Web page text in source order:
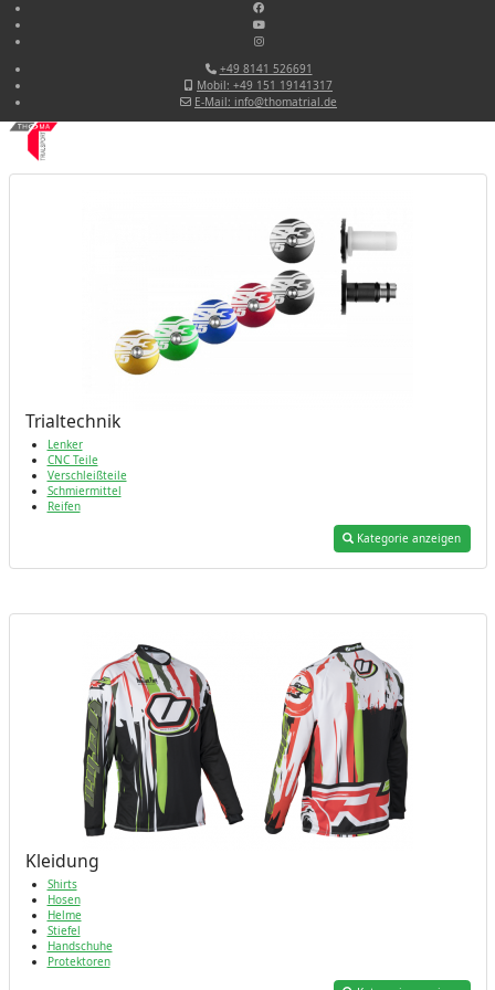
+49 8141 526691
Mobil: +49 151 19141317
E-Mail: info@thomatrial.de
Trialtechnik
Lenker
CNC Teile
Verschleißteile
Schmiermittel
Reifen
Kategorie anzeigen
Kleidung
Shirts
Hosen
Helme
Stiefel
Handschuhe
Protektoren